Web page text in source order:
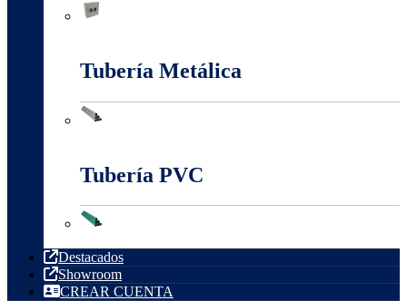
Tubería Metálica
Tubería PVC
Destacados
Showroom
CREAR CUENTA